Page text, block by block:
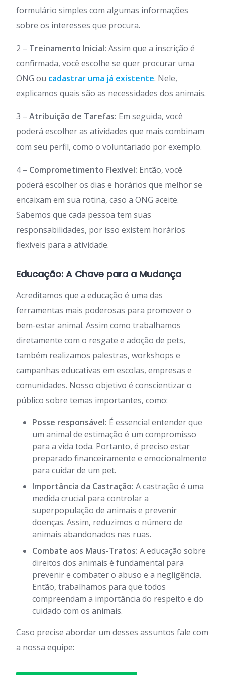
formulário simples com algumas informações
sobre os interesses que procura.
2 – Treinamento Inicial: Assim que a inscrição é
confirmada, você escolhe se quer procurar uma
ONG ou cadastrar uma já existente. Nele,
explicamos quais são as necessidades dos animais.
3 – Atribuição de Tarefas: Em seguida, você
poderá escolher as atividades que mais combinam
com seu perfil, como o voluntariado por exemplo.
4 – Comprometimento Flexível: Então, você
poderá escolher os dias e horários que melhor se
encaixam em sua rotina, caso a ONG aceite.
Sabemos que cada pessoa tem suas
responsabilidades, por isso existem horários
flexíveis para a atividade.
Educação: A Chave para a Mudança
Acreditamos que a educação é uma das
ferramentas mais poderosas para promover o
bem-estar animal. Assim como trabalhamos
diretamente com o resgate e adoção de pets,
também realizamos palestras, workshops e
campanhas educativas em escolas, empresas e
comunidades. Nosso objetivo é conscientizar o
público sobre temas importantes, como:
Posse responsável: É essencial entender que
um animal de estimação é um compromisso
para a vida toda. Portanto, é preciso estar
preparado financeiramente e emocionalmente
para cuidar de um pet.
Importância da Castração: A castração é uma
medida crucial para controlar a
superpopulação de animais e prevenir
doenças. Assim, reduzimos o número de
animais abandonados nas ruas.
Combate aos Maus-Tratos: A educação sobre
direitos dos animais é fundamental para
prevenir e combater o abuso e a negligência.
Então, trabalhamos para que todos
compreendam a importância do respeito e do
cuidado com os animais.
Caso precise abordar um desses assuntos fale com
a nossa equipe: